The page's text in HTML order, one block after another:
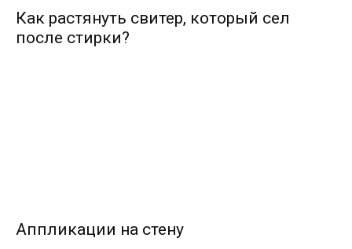
Как растянуть свитер, который сел
после стирки?
Аппликации на стену